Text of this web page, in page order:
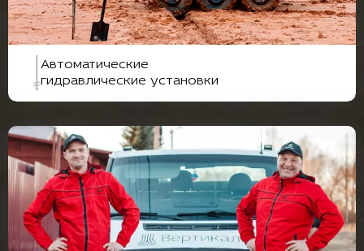
Автоматические
гидравлические установки